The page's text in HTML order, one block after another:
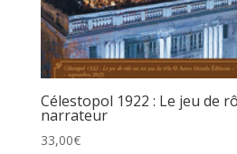
Célestopol 1922 : Le jeu de
narrateur
33,00€